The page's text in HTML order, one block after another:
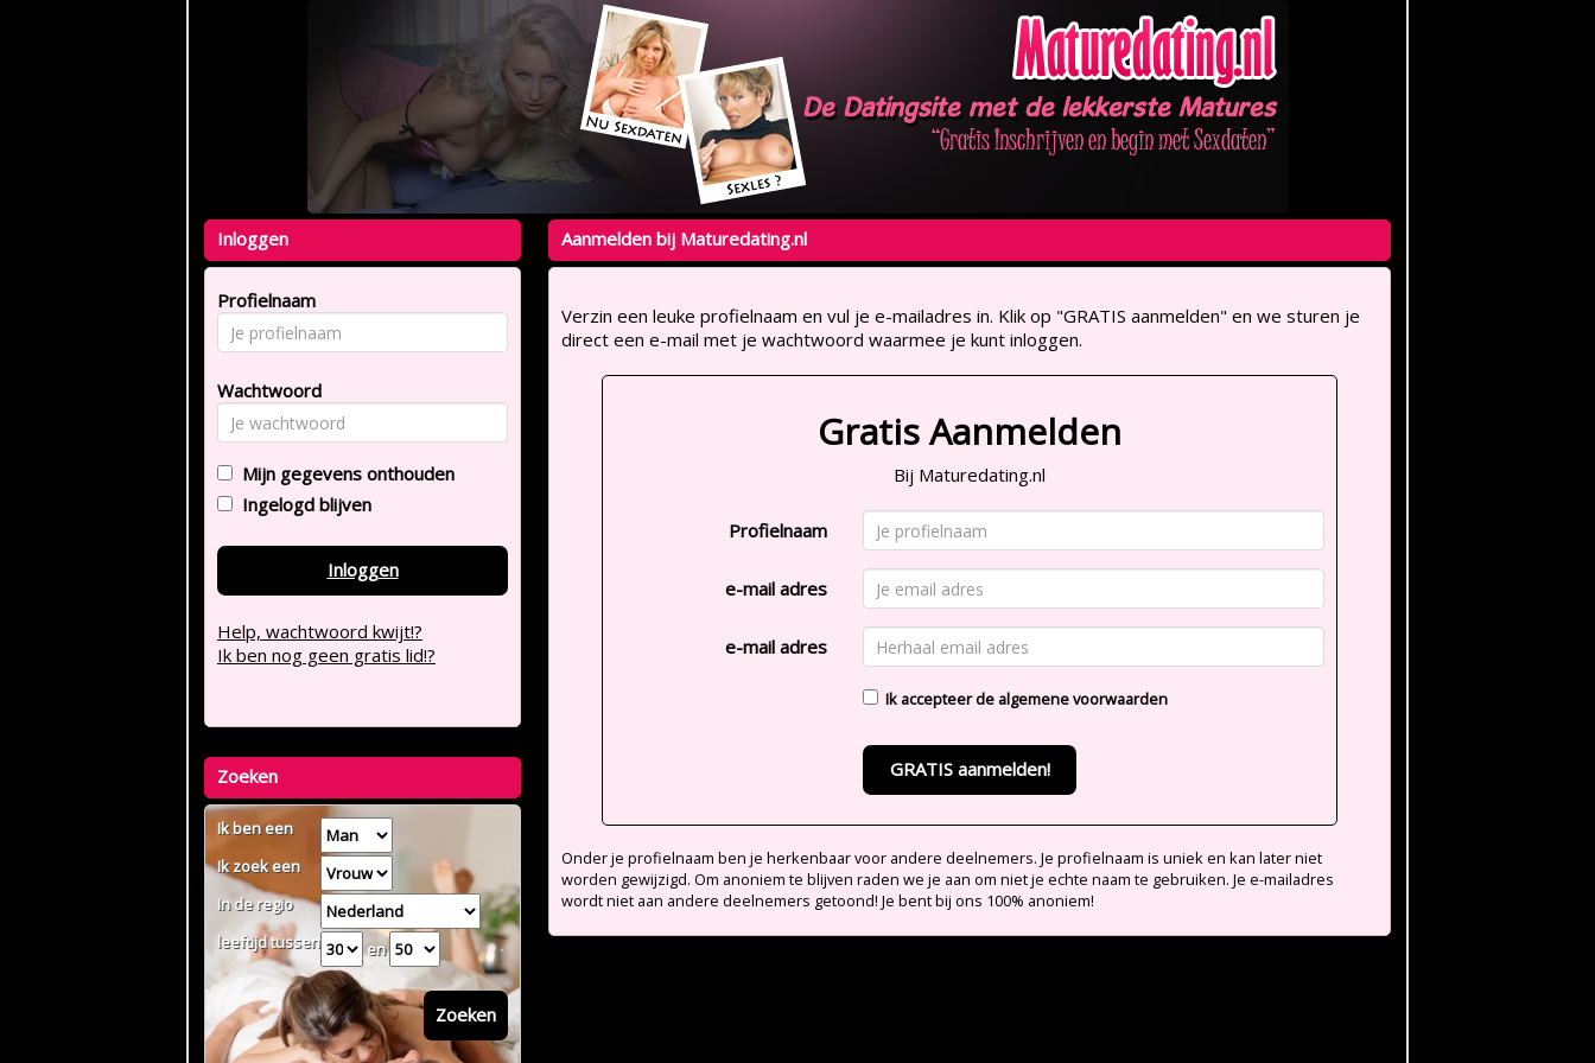
Aanmelden bij Maturedating.nl
Verzin een leuke profielnaam en vul je e-mailadres in. Klik op "GRATIS aanmelden" en we sturen je
direct een e-mail met je wachtwoord waarmee je kunt inloggen.
Gratis Aanmelden
Bij Maturedating.nl
Profielnaam
e-mail adres
e-mail adres
Ik accepteer de algemene voorwaarden
GRATIS aanmelden!
Onder je profielnaam ben je herkenbaar voor andere deelnemers. Je profielnaam is uniek en kan later niet
worden gewijzigd. Om anoniem te blijven raden we je aan om niet je echte naam te gebruiken. Je e-mailadres
wordt niet aan andere deelnemers getoond! Je bent bij ons 100% anoniem!
Inloggen
Profielnaam
Wachtwoord
Mijn gegevens onthouden
Ingelogd blijven
Inloggen
Help, wachtwoord kwijt!?
Ik ben nog geen gratis lid!?
Zoeken
Ik ben een
Ik zoek een
In de regio
leeftijd tussen
en
Zoeken